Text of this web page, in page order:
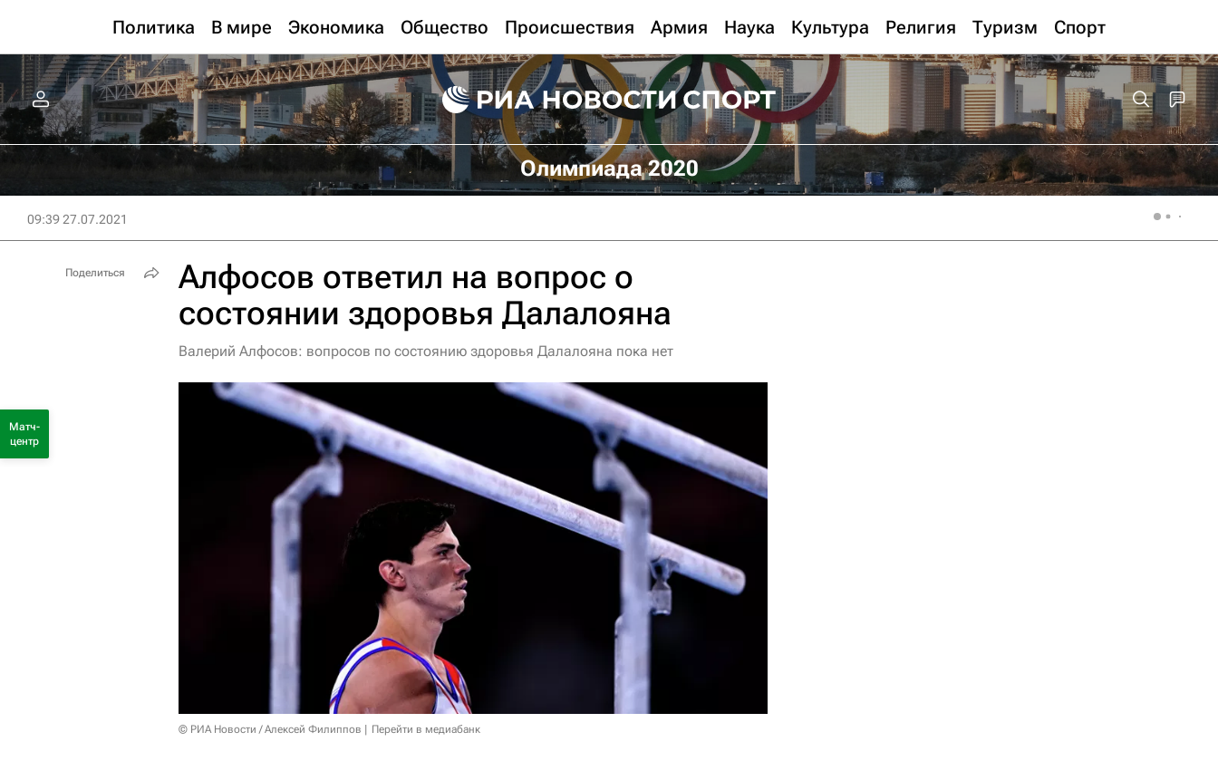
Политика В мире Экономика Общество Происшествия Армия Наука Культура Религия Туризм Спорт
Олимпиада 2020
09:39 27.07.2021
Алфосов ответил на вопрос о
состоянии здоровья Далалояна
Валерий Алфосов: вопросов по состоянию здоровья Далалояна пока нет
© РИА Новости / Алексей Филиппов Перейти в медиабанк
Поделиться
Матч-
центр